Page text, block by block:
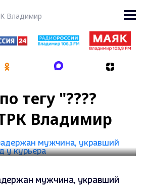
Владимир
тегу "????
Владимир
мужчина, укравший